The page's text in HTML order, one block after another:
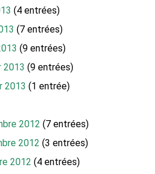
(4 entrées)
(7 entrées)
(9 entrées)
2013 (9 entrées)
2013 (1 entrée)
2012 (7 entrées)
2012 (3 entrées)
2012 (4 entrées)